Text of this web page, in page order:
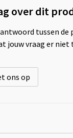
over dit
tussen de
jouw vraag er niet
ons op